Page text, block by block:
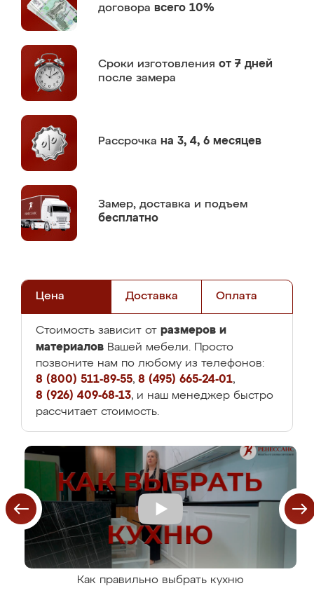
договора всего 10%
Сроки изготовления от 7 дней
после замера
Рассрочка на 3, 4, 6 месяцев
Замер, доставка и подъем
бесплатно
Цена Доставка Оплата
Стоимость зависит от размеров и
материалов Вашей мебели. Просто
позвоните нам по любому из телефонов:
8 (800) 511-89-55, 8 (495) 665-24-01,
8 (926) 409-68-13, и наш менеджер быстро
рассчитает стоимость.
Как правильно выбрать кухню